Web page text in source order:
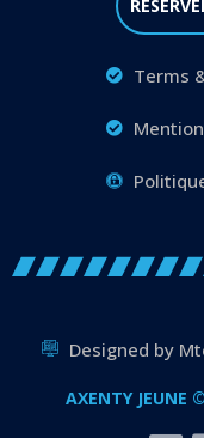
Terms
Designed by
AXENTY JEUNE